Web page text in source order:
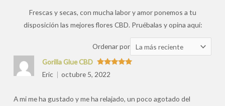
Frescas y secas, con mucha labor y amor ponemos a tu
disposición las mejores flores CBD. Pruébalas y opina aquí:
Ordenar por Ordenar
las
Valorado
con
Gorilla Glue CBD
Eric
octubre 5, 2022
A mi me ha gustado y me ha relajado, un poco agotado del